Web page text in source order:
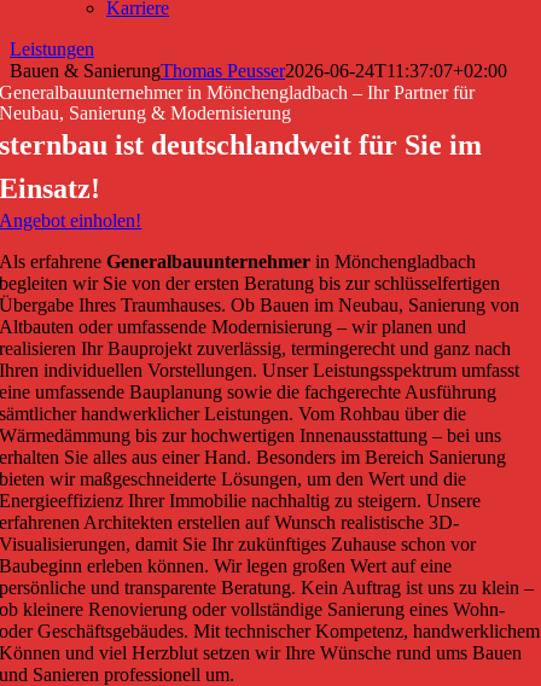
Karriere
Leistungen
Bauen & SanierungThomas Peusser2026-06-24T11:37:07+02:00
Generalbauunternehmer in Mönchengladbach – Ihr Partner für
Neubau, Sanierung & Modernisierung
sternbau ist deutschlandweit für Sie im
Einsatz!
Angebot einholen!
Als erfahreneGeneralbauunternehmer in Mönchengladbach
begleiten wir Sie von der ersten Beratung bis zur schlüsselfertigen
Übergabe Ihres Traumhauses. Ob Bauen im Neubau, Sanierung von
Altbauten oder umfassende Modernisierung – wir planen und
realisieren Ihr Bauprojekt zuverlässig, termingerecht und ganz nach
Ihren individuellen Vorstellungen. Unser Leistungsspektrum umfasst
eine umfassende Bauplanung sowie die fachgerechte Ausführung
sämtlicher handwerklicher Leistungen. Vom Rohbau über die
Wärmedämmung bis zur hochwertigen Innenausstattung – bei uns
erhalten Sie alles aus einer Hand. Besonders im Bereich Sanierung
bieten wir maßgeschneiderte Lösungen, um den Wert und die
Energieeffizienz Ihrer Immobilie nachhaltig zu steigern. Unsere
erfahrenen Architekten erstellen auf Wunsch realistische 3D-
Visualisierungen, damit Sie Ihr zukünftiges Zuhause schon vor
Baubeginn erleben können. Wir legen großen Wert auf eine
persönliche und transparente Beratung. Kein Auftrag ist uns zu klein –
ob kleinere Renovierung oder vollständige Sanierung eines Wohn-
oder Geschäftsgebäudes. Mit technischer Kompetenz, handwerklichem
Können und viel Herzblut setzen wir Ihre Wünsche rund ums Bauen
und Sanieren professionell um.